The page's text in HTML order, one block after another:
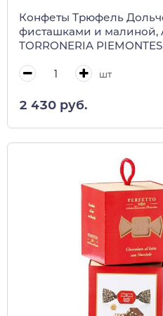
Конфеты Трюфель
фисташками и малиной,
TORRONERIA
шт
2 430 руб.